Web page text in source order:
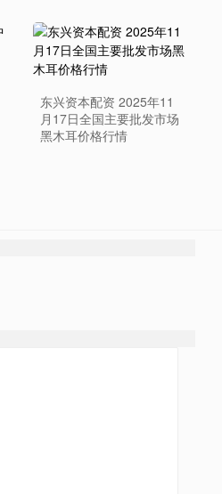
东兴资本配资 2025年11
月17日全国主要批发市场
黑木耳价格行情